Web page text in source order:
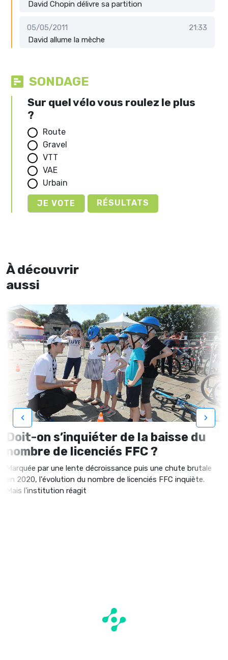
David Chopin délivre sa partition
05/05/2011
21:33
David allume la mèche
SONDAGE
Sur quel vélo vous roulez le plus
?
Route
Gravel
VTT
VAE
Urbain
RÉSULTATS
À découvrir
aussi
Doit-on s’inquiéter de la baisse du
nombre de licenciés FFC ?
Marquée par une lente décroissance puis une chute brutale
en 2020, l'évolution du nombre de licenciés FFC inquiète.
Mais l'institution réagit
‹ ›